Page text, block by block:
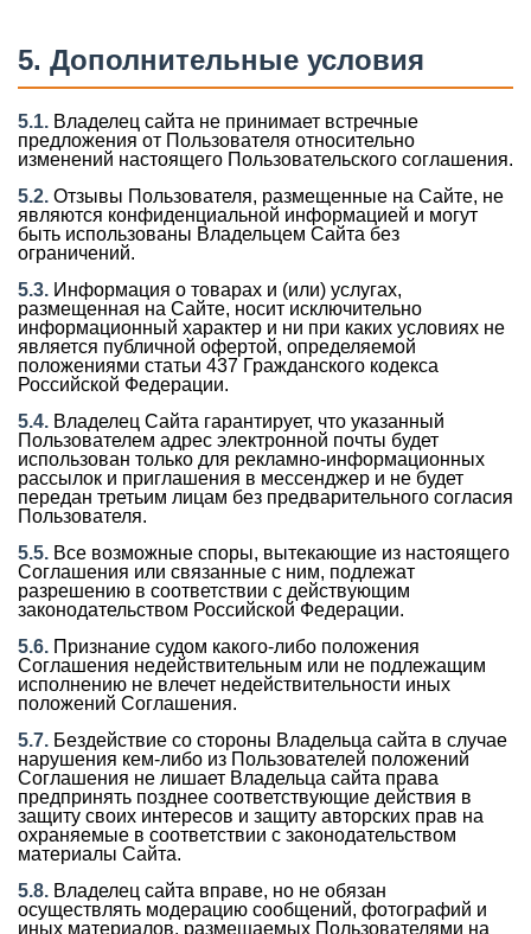
5. Дополнительные условия
5.1. Владелец сайта не принимает встречные
предложения от Пользователя относительно
изменений настоящего Пользовательского соглашения.
5.2. Отзывы Пользователя, размещенные на Сайте, не
являются конфиденциальной информацией и могут
быть использованы Владельцем Сайта без
ограничений.
5.3. Информация о товарах и (или) услугах,
размещенная на Сайте, носит исключительно
информационный характер и ни при каких условиях не
является публичной офертой, определяемой
положениями статьи 437 Гражданского кодекса
Российской Федерации.
5.4. Владелец Сайта гарантирует, что указанный
Пользователем адрес электронной почты будет
использован только для рекламно-информационных
рассылок и приглашения в мессенджер и не будет
передан третьим лицам без предварительного согласия
Пользователя.
5.5. Все возможные споры, вытекающие из настоящего
Соглашения или связанные с ним, подлежат
разрешению в соответствии с действующим
законодательством Российской Федерации.
5.6. Признание судом какого-либо положения
Соглашения недействительным или не подлежащим
исполнению не влечет недействительности иных
положений Соглашения.
5.7. Бездействие со стороны Владельца сайта в случае
нарушения кем-либо из Пользователей положений
Соглашения не лишает Владельца сайта права
предпринять позднее соответствующие действия в
защиту своих интересов и защиту авторских прав на
охраняемые в соответствии с законодательством
материалы Сайта.
5.8. Владелец сайта вправе, но не обязан
осуществлять модерацию сообщений, фотографий и
иных материалов, размещаемых Пользователями на